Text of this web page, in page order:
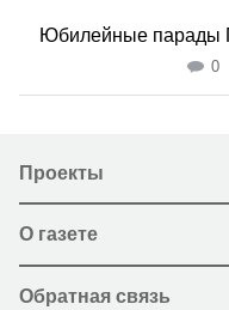
Юбилейные парады
0
Проекты
О газете
Обратная связь